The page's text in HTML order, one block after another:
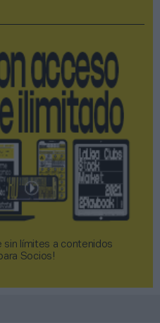
sin límites a contenidos
Socios!​​​​​​​